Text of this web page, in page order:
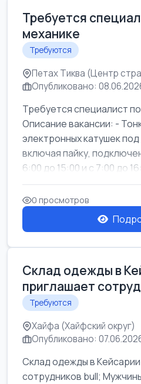
Требуется
механике
Требуются
Петах Тиква (Центр
Опубликовано:
Требуется специалист
Описание вакансии: -
электронных катушек
включая пайку,
6:00 до 15:00 и с 7:00 до
0 просмотров
Склад одежды в
приглашает
Требуются
Хайфа (Хайфский округ)
Опубликовано:
Склад одежды в
сотрудников bull;